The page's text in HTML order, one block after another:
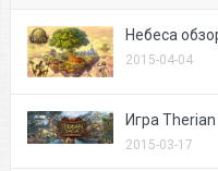
Небеса
2015-04-04
Игра
2015-03-17